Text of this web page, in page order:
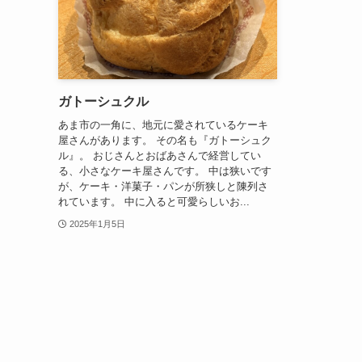
ガトーシュクル
あま市の一角に、地元に愛されているケーキ
屋さんがあります。 その名も『ガトーシュク
ル』。 おじさんとおばあさんで経営してい
る、小さなケーキ屋さんです。 中は狭いです
が、ケーキ・洋菓子・パンが所狭しと陳列さ
れています。 中に入ると可愛らしいお...
2025年1月5日